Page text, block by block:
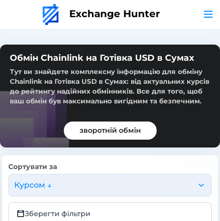
Exchange Hunter
Обмін Chainlink на Готівка USD в Сумах
Тут ви знайдете комплексну інформацію для обміну
Chainlink на Готівка USD в Сумах: від актуальних курсів
до рейтингу надійних обмінників. Все для того, щоб
ваш обмін був максимально вигідним та безпечним.
зворотній обмін
Сортувати за
Курсом ↓
Зберегти фільтри